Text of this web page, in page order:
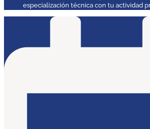
especialización técnica con tu actividad